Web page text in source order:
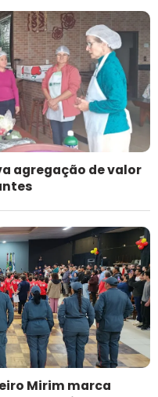
agregação de valor
Mirim marca